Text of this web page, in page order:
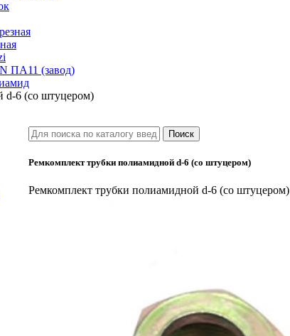
ПА11 (завод)
d-6 (со штуцером)
Ремкомплект трубки полиамидной d-6 (со штуцером)
Ремкомплект трубки полиамидной d-6 (со штуцером)